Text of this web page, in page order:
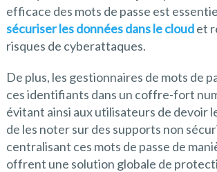
efficace des mots de passe est
sécuriser les données dans le cloudet
risques de cyberattaques.
De plus, les gestionnaires de mots de
ces identifiants dans un coffre-fort
évitant ainsi aux utilisateurs de devoir
de les noter sur des supports non
centralisant ces mots de passe de
offrent une solution globale de